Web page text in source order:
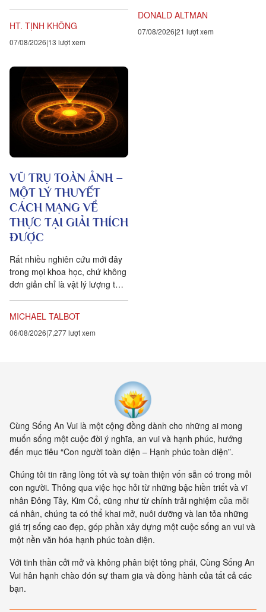
HT. TỊNH KHÔNG
07/08/2026 13 lượt xem
DONALD ALTMAN
07/08/2026 21 lượt xem
VŨ TRỤ TOÀN ẢNH –
MỘT LÝ THUYẾT
CÁCH MẠNG VỀ
THỰC TẠI GIẢI THÍCH
ĐƯỢC
Rất nhiều nghiên cứu mới đây
trong mọi khoa học, chứ không
đơn giản chỉ là vật lý lượng tử,
chúng ta tưởng. Một câu
chuyện khoa học đang xuất
kết nối. Khía cạnh quan trọng
nhất của sự sống không còn là
vật nữa, mà là mối liên hệ giữa
các vật.
MICHAEL TALBOT
06/08/2026 7,277 lượt xem
Cùng Sống An Vui là một cộng đồng dành cho những ai mong
muốn sống một cuộc đời ý nghĩa, an vui và hạnh phúc, hướng
đến mục tiêu “Con người toàn diện – Hạnh phúc toàn diện”.
Chúng tôi tin rằng lòng tốt và sự toàn thiện vốn sẵn có trong mỗi
con người. Thông qua việc học hỏi từ những bậc hiền triết và vĩ
nhân Đông Tây, Kim Cổ, cũng như từ chính trải nghiệm của mỗi
cá nhân, chúng ta có thể khai mở, nuôi dưỡng và lan tỏa những
giá trị sống cao đẹp, góp phần xây dựng một cuộc sống an vui và
một nền văn hóa hạnh phúc toàn diện.
Với tinh thần cởi mở và không phân biệt tông phái, Cùng Sống An
Vui hân hạnh chào đón sự tham gia và đồng hành của tất cả các
bạn.